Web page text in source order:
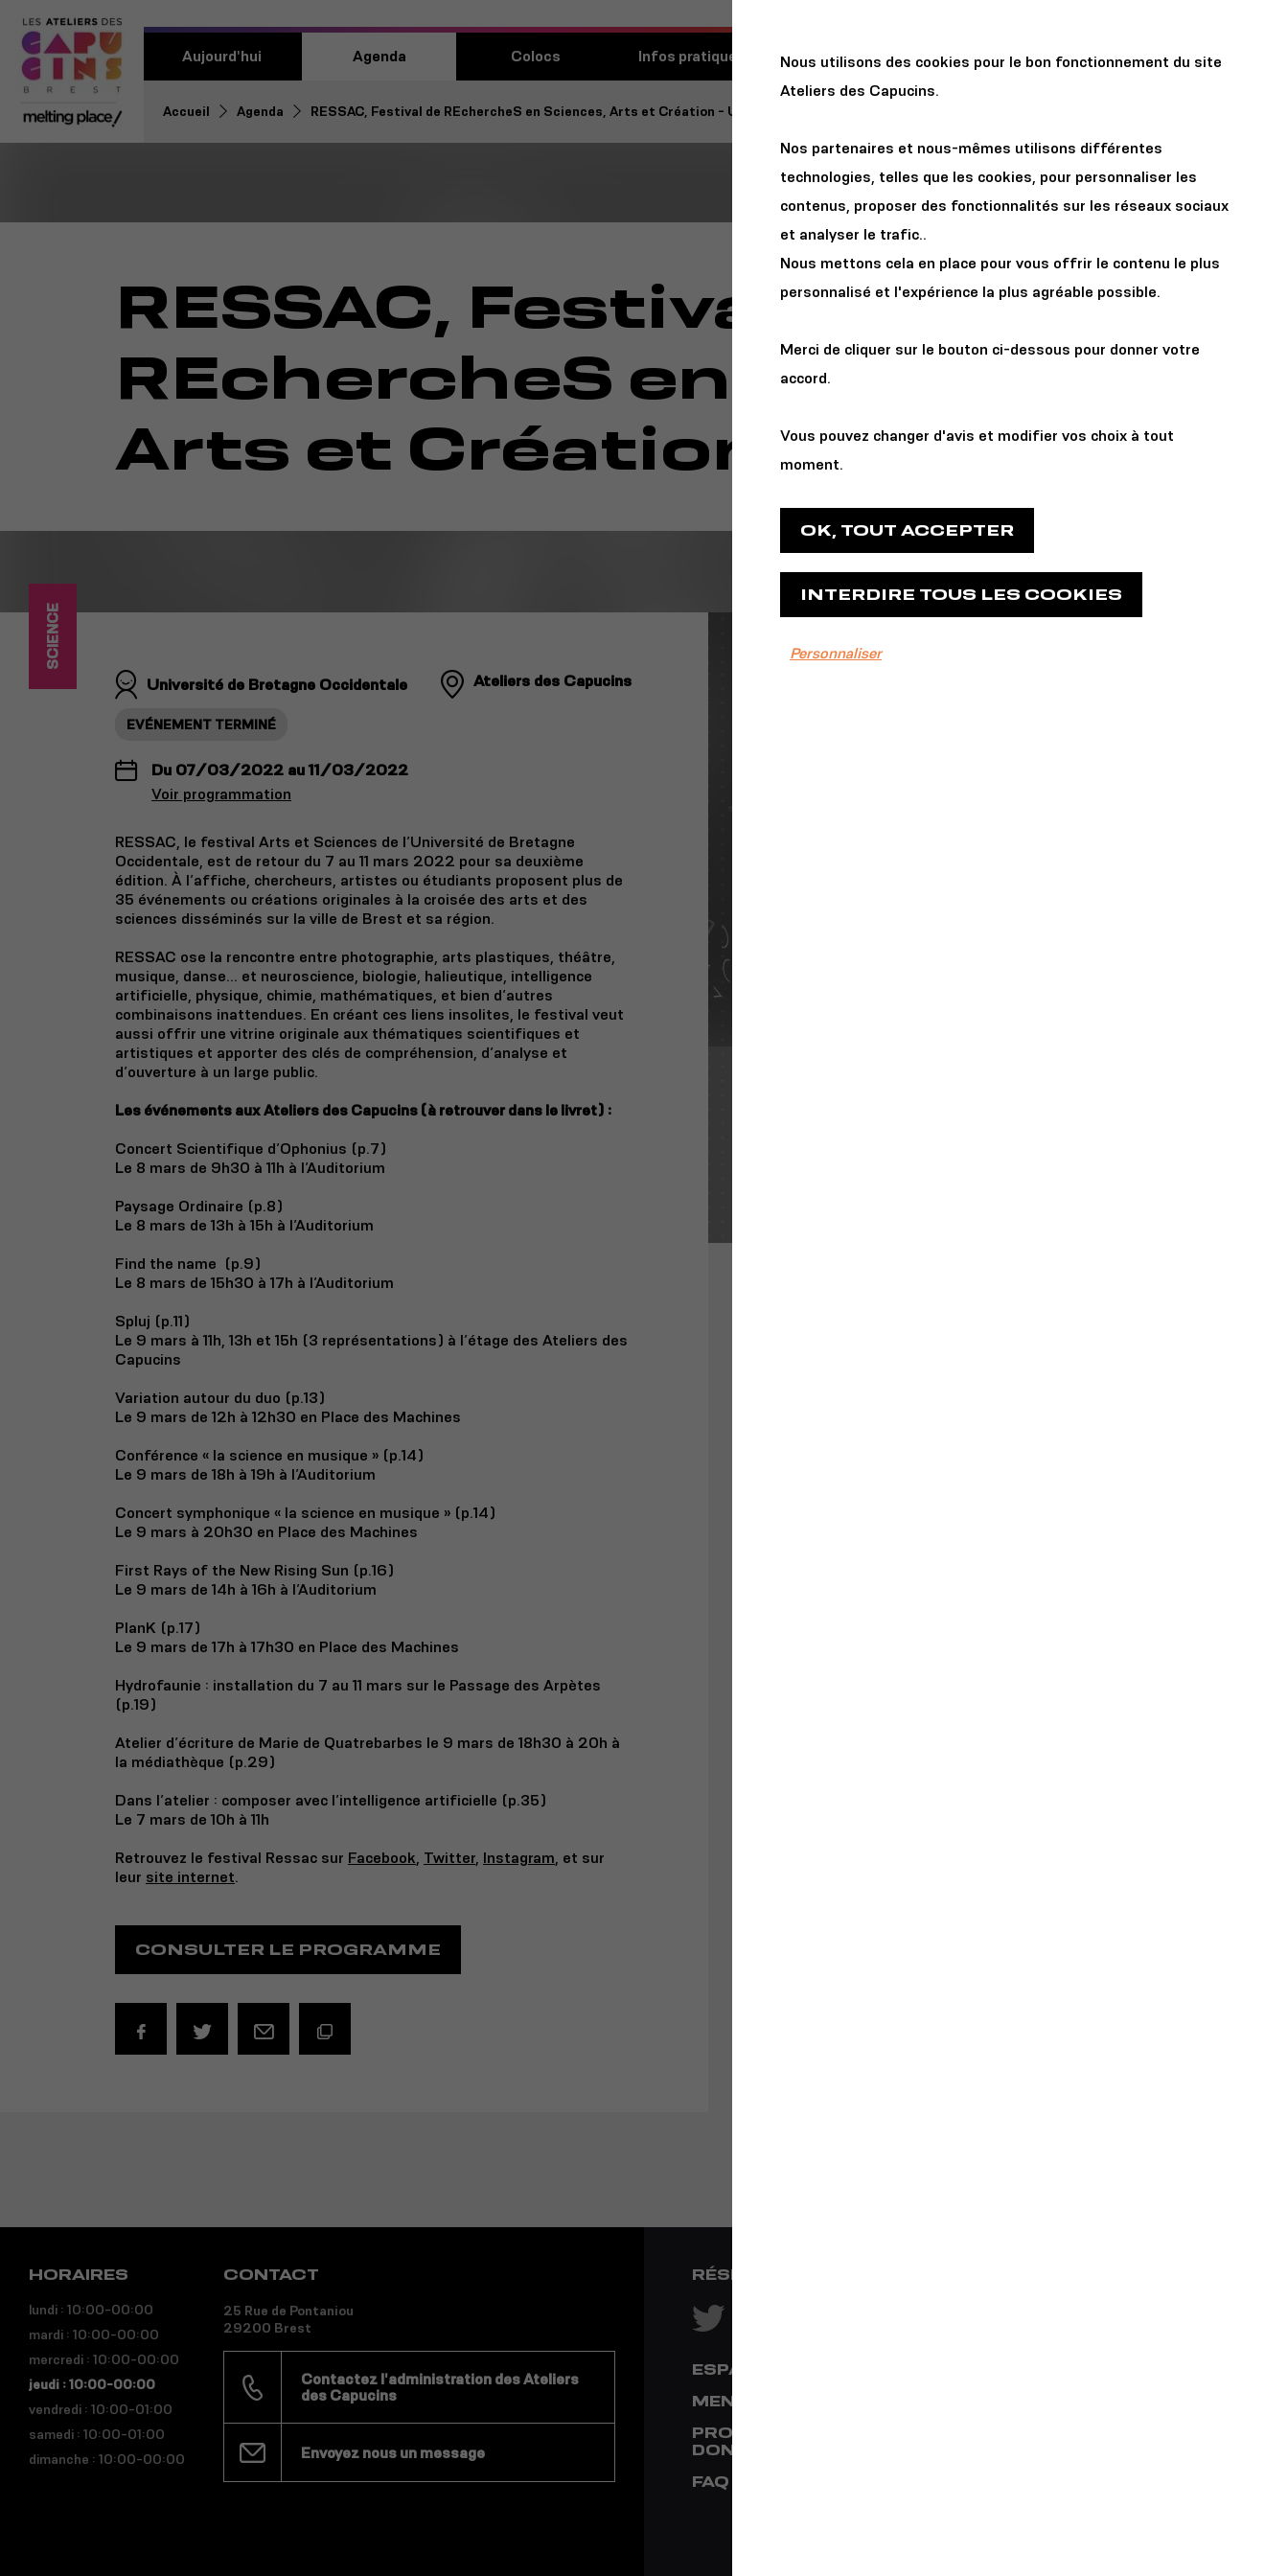
Aujourd'hui Agenda Colocs Infos pratiques
lieux
événement
Accueil Agenda RESSAC, Festival de REchercheS en Sciences, Arts et Création - UBO
RESSAC, Festival de
REchercheS en Sciences,
Arts et Création - UBO
SCIENCE
Université de Bretagne Occidentale Ateliers des Capucins
EVÉNEMENT TERMINÉ
Du 07/03/2022 au 11/03/2022
Voir programmation
RESSAC, le festival Arts et Sciences de l’Université de Bretagne
Occidentale, est de retour du 7 au 11 mars 2022 pour sa deuxième
édition. À l’affiche, chercheurs, artistes ou étudiants proposent plus de
35 événements ou créations originales à la croisée des arts et des
sciences disséminés sur la ville de Brest et sa région.
RESSAC ose la rencontre entre photographie, arts plastiques, théâtre,
musique, danse... et neuroscience, biologie, halieutique, intelligence
artificielle, physique, chimie, mathématiques, et bien d’autres
combinaisons inattendues. En créant ces liens insolites, le festival veut
aussi offrir une vitrine originale aux thématiques scientifiques et
artistiques et apporter des clés de compréhension, d’analyse et
d’ouverture à un large public.
Les événements aux Ateliers des Capucins (à retrouver dans le livret) :
Concert Scientifique d’Ophonius (p.7)
Le 8 mars de 9h30 à 11h à l’Auditorium
Paysage Ordinaire (p.8)
Le 8 mars de 13h à 15h à l’Auditorium
Find the name (p.9)
Le 8 mars de 15h30 à 17h à l’Auditorium
Spluj (p.11)
Le 9 mars à 11h, 13h et 15h (3 représentations) à l’étage des Ateliers des
Capucins
Variation autour du duo (p.13)
Le 9 mars de 12h à 12h30 en Place des Machines
Conférence « la science en musique » (p.14)
Le 9 mars de 18h à 19h à l’Auditorium
Concert symphonique « la science en musique » (p.14)
Le 9 mars à 20h30 en Place des Machines
First Rays of the New Rising Sun (p.16)
Le 9 mars de 14h à 16h à l’Auditorium
PlanK (p.17)
Le 9 mars de 17h à 17h30 en Place des Machines
Hydrofaunie : installation du 7 au 11 mars sur le Passage des Arpètes
(p.19)
Atelier d’écriture de Marie de Quatrebarbes le 9 mars de 18h30 à 20h à
la médiathèque (p.29)
Dans l’atelier : composer avec l’intelligence artificielle (p.35)
Le 7 mars de 10h à 11h
Retrouvez le festival Ressac sur Facebook Twitter Instagram , et sur
leur site internet.
CONSULTER LE PROGRAMME
HORAIRES
lundi : 10:00-00:00
mardi : 10:00-00:00
mercredi : 10:00-00:00
jeudi : 10:00-00:00
vendredi : 10:00-01:00
samedi : 10:00-01:00
dimanche : 10:00-00:00
CONTACT
25 Rue de Pontaniou
29200 Brest
Contactez l'administration des Ateliers
des Capucins
Envoyez nous un message
RÉSEAUX SOCIAUX
ESPACE PRESSE
MENTIONS LÉGALES
PROTECTION DES
DONNÉES
FAQ
Nous utilisons des cookies pour le bon fonctionnement du site
Ateliers des Capucins.
Nos partenaires et nous-mêmes utilisons différentes
technologies, telles que les cookies, pour personnaliser les
contenus, proposer des fonctionnalités sur les réseaux sociaux
et analyser le trafic..
Nous mettons cela en place pour vous offrir le contenu le plus
personnalisé et l'expérience la plus agréable possible.
Merci de cliquer sur le bouton ci-dessous pour donner votre
accord.
Vous pouvez changer d'avis et modifier vos choix à tout
moment.
OK, TOUT ACCEPTER
INTERDIRE TOUS LES COOKIES
Personnaliser